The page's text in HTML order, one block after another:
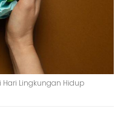
Lingkungan Hidup